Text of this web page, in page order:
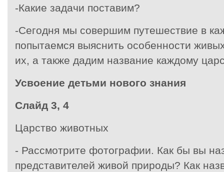
-Какие задачи поставим?
-Сегодня мы совершим путешествие в
попытаемся выяснить особенности
их, а также дадим название каждому
Усвоение детьми нового знания
Слайд 3, 4
Царство животных
- Рассмотрите фотографии. Как бы вы
представителей живой природы? Как